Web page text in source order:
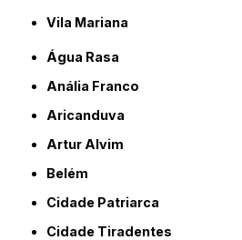
Vila Mariana
Água Rasa
Anália Franco
Aricanduva
Artur Alvim
Belém
Cidade Patriarca
Cidade Tiradentes